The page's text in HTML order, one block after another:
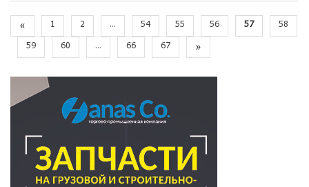
« 1 2 ... 54 55 56 57
58
59
60 ... 66 67 »